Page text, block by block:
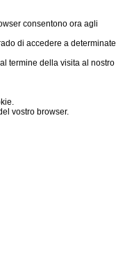
consentono ora agli
di accedere a determinate
termine della visita al nostro
vostro browser.